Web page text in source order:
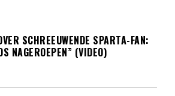
SCHREEUWENDE SPARTA-FAN:
NAGEROEPEN” (VIDEO)